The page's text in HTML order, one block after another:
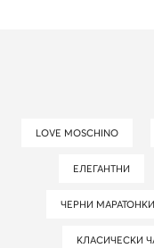
LOVE MOSCHINO
ЕЛЕГАНТНИ
ЧЕРНИ МАРАТОНКИ
КЛАСИЧЕСКИ